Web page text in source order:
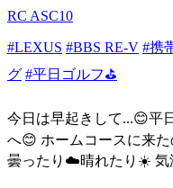
RC ASC10
#LEXUS #BBS RE-V #携
グ #平日ゴルフ⛳️
今日は早起きして...😊平
へ😊 ホームコースに来
曇ったり☁️晴れたり☀️ 気